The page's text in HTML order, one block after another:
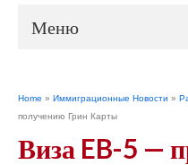
Меню
Home » Иммиграционные Новости »
получению Грин Карты
Виза EB-5 —